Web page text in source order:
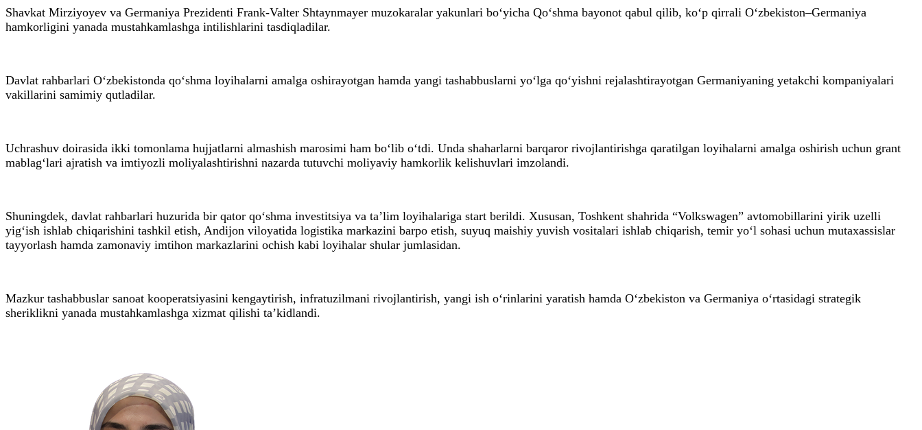
Shavkat Mirziyoyev va Germaniya Prezidenti Frank-Valter Shtaynmayer muzokaralar yakunlari bo‘yicha Qo‘shma bayonot qabul qilib, ko‘p qirrali O‘zbekiston–Germaniya
hamkorligini yanada mustahkamlashga intilishlarini tasdiqladilar.
Davlat rahbarlari O‘zbekistonda qo‘shma loyihalarni amalga oshirayotgan hamda yangi tashabbuslarni yo‘lga qo‘yishni rejalashtirayotgan Germaniyaning yetakchi kompaniyalari
vakillarini samimiy qutladilar.
Uchrashuv doirasida ikki tomonlama hujjatlarni almashish marosimi ham bo‘lib o‘tdi. Unda shaharlarni barqaror rivojlantirishga qaratilgan loyihalarni amalga oshirish uchun grant
mablag‘lari ajratish va imtiyozli moliyalashtirishni nazarda tutuvchi moliyaviy hamkorlik kelishuvlari imzolandi.
Shuningdek, davlat rahbarlari huzurida bir qator qo‘shma investitsiya va ta’lim loyihalariga start berildi. Xususan, Toshkent shahrida “Volkswagen” avtomobillarini yirik uzelli
yig‘ish ishlab chiqarishini tashkil etish, Andijon viloyatida logistika markazini barpo etish, suyuq maishiy yuvish vositalari ishlab chiqarish, temir yo‘l sohasi uchun mutaxassislar
tayyorlash hamda zamonaviy imtihon markazlarini ochish kabi loyihalar shular jumlasidan.
Mazkur tashabbuslar sanoat kooperatsiyasini kengaytirish, infratuzilmani rivojlantirish, yangi ish o‘rinlarini yaratish hamda O‘zbekiston va Germaniya o‘rtasidagi strategik
sheriklikni yanada mustahkamlashga xizmat qilishi ta’kidlandi.